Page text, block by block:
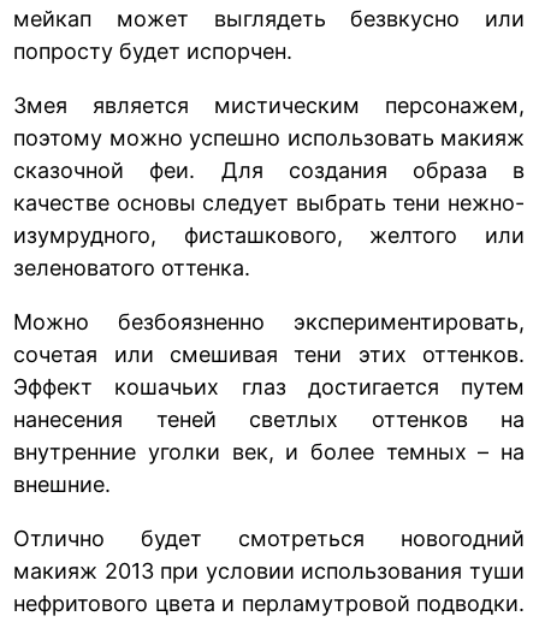
мейкап может выглядеть безвкусно или
попросту будет испорчен.
Змея является мистическим персонажем,
поэтому можно успешно использовать макияж
сказочной феи. Для создания образа в
качестве основы следует выбрать тени нежно-
изумрудного, фисташкового, желтого или
зеленоватого оттенка.
Можно безбоязненно экспериментировать,
сочетая или смешивая тени этих оттенков.
Эффект кошачьих глаз достигается путем
нанесения теней светлых оттенков на
внутренние уголки век, и более темных – на
внешние.
Отлично будет смотреться новогодний
макияж 2013 при условии использования туши
нефритового цвета и перламутровой подводки.